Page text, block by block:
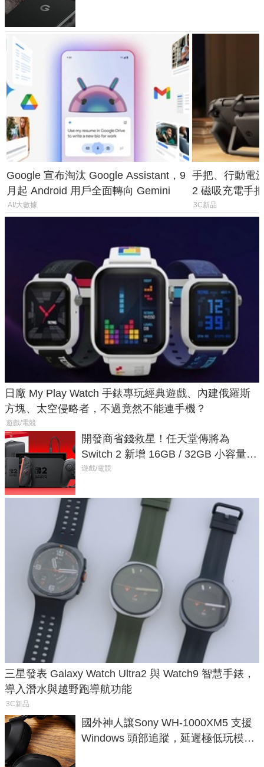
Google 宣布淘汰 Google Assistant，9
月起 Android 用戶全面轉向 Gemini
AI/大數據
手把、行動電
2 磁吸充電手
倍
3C新品
日廠 My Play Watch 手錶專玩經典遊戲、內建俄羅斯
方塊、太空侵略者，不過竟然不能連手機？
遊戲/電競
開發商省錢救星！任天堂傳將為
Switch 2 新增 16GB / 32GB 小容量遊
戲卡的選擇
遊戲/電競
三星發表 Galaxy Watch Ultra2 與 Watch9 智慧手錶，
導入潛水與越野跑導航功能
3C新品
國外神人讓Sony WH-1000XM5 支援
Windows 頭部追蹤，延遲極低玩模擬